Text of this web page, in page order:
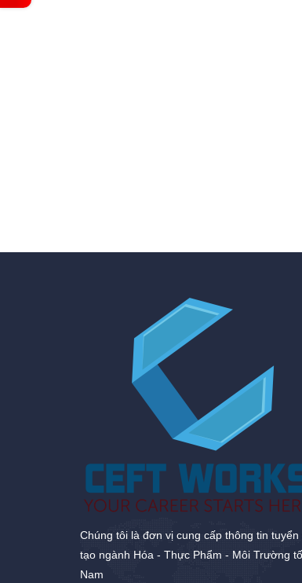
Chúng tôi là đơn vị cung cấp thông tin tuyển
tạo ngành Hóa - Thực Phẩm - Môi Trường
Nam